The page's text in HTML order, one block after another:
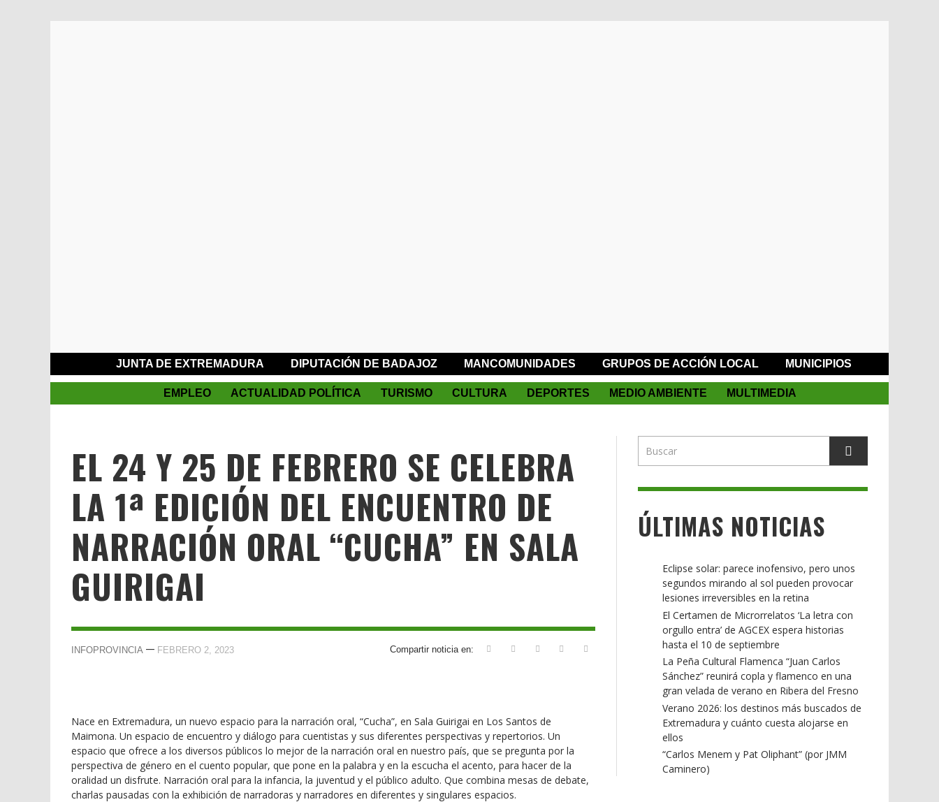
JUNTA DE EXTREMADURA DIPUTACIÓN DE BADAJOZ MANCOMUNIDADES GRUPOS DE ACCIÓN LOCAL MUNICIPIOS
EMPLEO ACTUALIDAD POLÍTICA TURISMO CULTURA DEPORTES MEDIO AMBIENTE MULTIMEDIA
EL 24 Y 25 DE FEBRERO SE CELEBRA
LA 1ª EDICIÓN DEL ENCUENTRO DE
NARRACIÓN ORAL “CUCHA” EN SALA
GUIRIGAI
Compartir noticia en:
INFOPROVINCIA — FEBRERO 2, 2023
Nace en Extremadura, un nuevo espacio para la narración oral, “Cucha”, en Sala Guirigai en Los Santos de
Maimona. Un espacio de encuentro y diálogo para cuentistas y sus diferentes perspectivas y repertorios. Un
espacio que ofrece a los diversos públicos lo mejor de la narración oral en nuestro país, que se pregunta por la
perspectiva de género en el cuento popular, que pone en la palabra y en la escucha el acento, para hacer de la
oralidad un disfrute. Narración oral para la infancia, la juventud y el público adulto. Que combina mesas de debate,
charlas pausadas con la exhibición de narradoras y narradores en diferentes y singulares espacios.
ÚLTIMAS NOTICIAS
Eclipse solar: parece inofensivo, pero unos
segundos mirando al sol pueden provocar
lesiones irreversibles en la retina
El Certamen de Microrrelatos ‘La letra con
orgullo entra’ de AGCEX espera historias
hasta el 10 de septiembre
La Peña Cultural Flamenca “Juan Carlos
Sánchez” reunirá copla y flamenco en una
gran velada de verano en Ribera del Fresno
Verano 2026: los destinos más buscados de
Extremadura y cuánto cuesta alojarse en
ellos
“Carlos Menem y Pat Oliphant” (por JMM
Caminero)